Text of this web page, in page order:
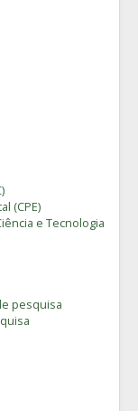
(CPE)
e Tecnologia
pesquisa